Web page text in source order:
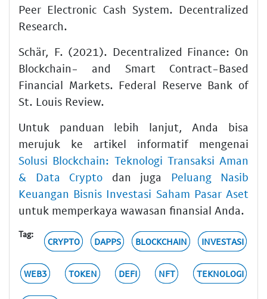
Peer Electronic Cash System. Decentralized
Research.
Schär, F. (2021). Decentralized Finance: On
Blockchain- and Smart Contract-Based
Financial Markets. Federal Reserve Bank of
St. Louis Review.
Untuk panduan lebih lanjut, Anda bisa
merujuk ke artikel informatif mengenai
Solusi Blockchain: Teknologi Transaksi Aman
& Data Crypto dan juga Peluang Nasib
Keuangan Bisnis Investasi Saham Pasar Aset
untuk memperkaya wawasan finansial Anda.
Tag:
CRYPTO DAPPS BLOCKCHAIN INVESTASI
WEB3 TOKEN DEFI NFT TEKNOLOGI